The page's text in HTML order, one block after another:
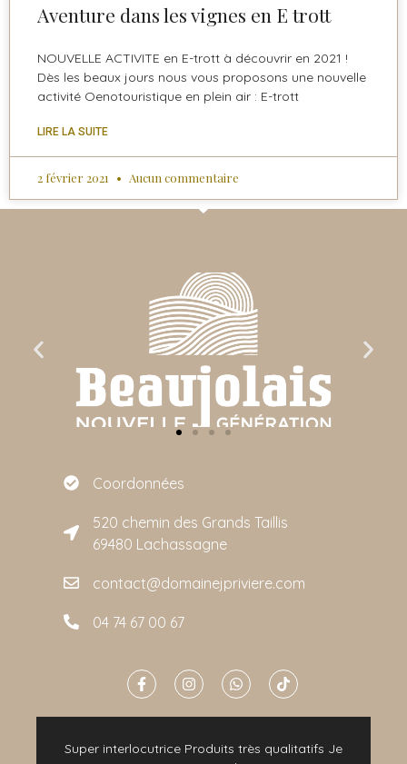
Aventure dans les vignes en E trott
NOUVELLE ACTIVITE en E-trott à découvrir en 2021 !
Dès les beaux jours nous vous proposons une nouvelle
activité Oenotouristique en plein air : E-trott
LIRE LA SUITE
2 février 2021 Aucun commentaire
Coordonnées
520 chemin des Grands Taillis
69480 Lachassagne
contact@domainejpriviere.com
04 74 67 00 67
Super interlocutrice Produits très qualitatifs Je